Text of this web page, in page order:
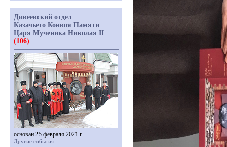
Дивеевский отдел
Казачьего Конвоя Памяти
Царя Мученика Николая II
(106)
основан 25 февраля 2021 г.
Другие события